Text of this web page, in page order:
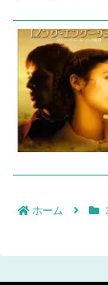
ホーム